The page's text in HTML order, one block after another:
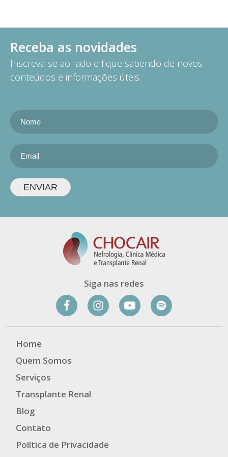
Receba as novidades
Inscreva-se ao lado e fique sabendo de novos
conteúdos e informações úteis.
ENVIAR
Siga nas redes
Home
Quem Somos
Serviços
Transplante Renal
Blog
Contato
Política de Privacidade